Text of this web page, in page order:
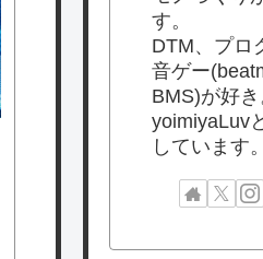
す。
DTM、プロ
音ゲー
BMS)が好き
yoimiyaLuv
しています。